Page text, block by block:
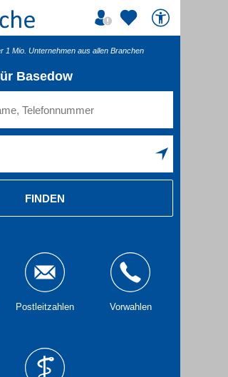
1 Mio. Unternehmen aus allen Branchen
Basedow
FINDEN
Postleitzahlen Vorwahlen